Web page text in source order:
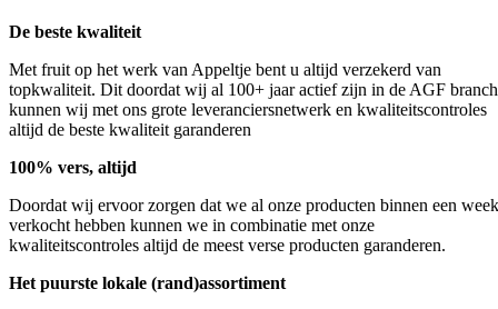
De beste kwaliteit
Met fruit op het werk van Appeltje bent u altijd verzekerd van
topkwaliteit. Dit doordat wij al 100+ jaar actief zijn in de AGF
kunnen wij met ons grote leveranciersnetwerk en kwaliteitscontroles
altijd de beste kwaliteit garanderen
100% vers, altijd
Doordat wij ervoor zorgen dat we al onze producten binnen een week
verkocht hebben kunnen we in combinatie met onze
kwaliteitscontroles altijd de meest verse producten garanderen.
Het puurste lokale (rand)assortiment